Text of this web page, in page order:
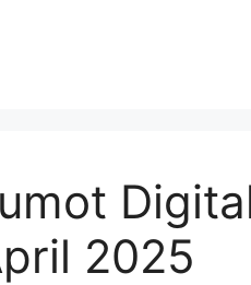
2025